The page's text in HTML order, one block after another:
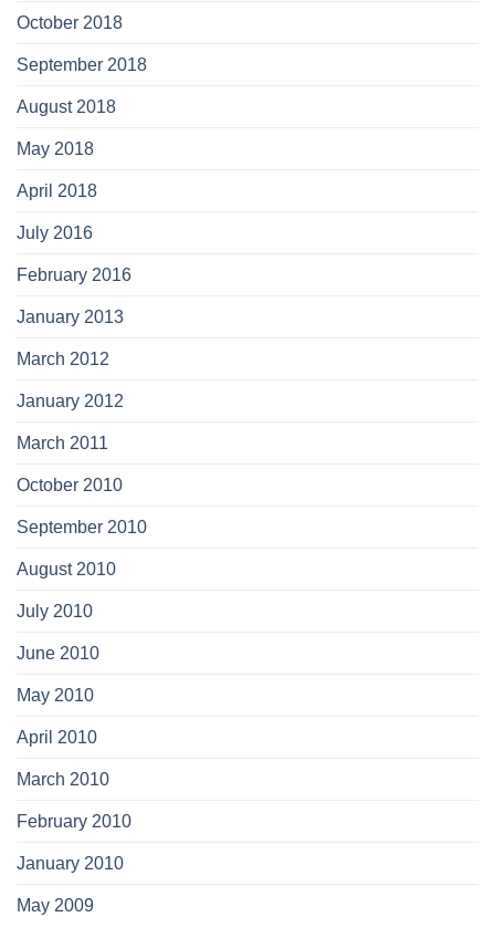
October 2018
September 2018
August 2018
May 2018
April 2018
July 2016
February 2016
January 2013
March 2012
January 2012
March 2011
October 2010
September 2010
August 2010
July 2010
June 2010
May 2010
April 2010
March 2010
February 2010
January 2010
May 2009